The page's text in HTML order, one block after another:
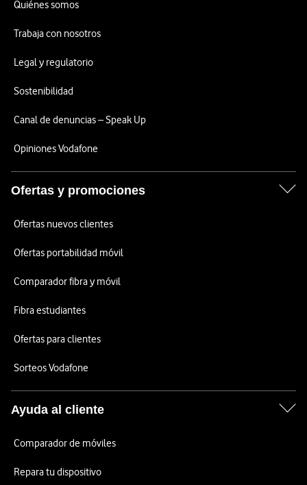
Quiénes somos
Trabaja con nosotros
Legal y regulatorio
Sostenibilidad
Canal de denuncias – Speak Up
Opiniones Vodafone
Ofertas y promociones
Ofertas nuevos clientes
Ofertas portabilidad móvil
Comparador fibra y móvil
Fibra estudiantes
Ofertas para clientes
Sorteos Vodafone
Ayuda al cliente
Comparador de móviles
Repara tu dispositivo